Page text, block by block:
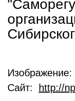
Изображение:
Сайт:
http://